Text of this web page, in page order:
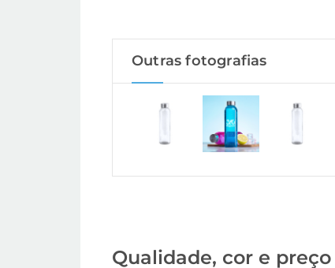
Outras fotografias
Qualidade, cor e